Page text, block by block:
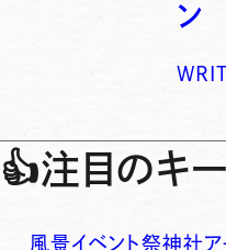
ン
👍注目のキ
風景イベント祭神社ア